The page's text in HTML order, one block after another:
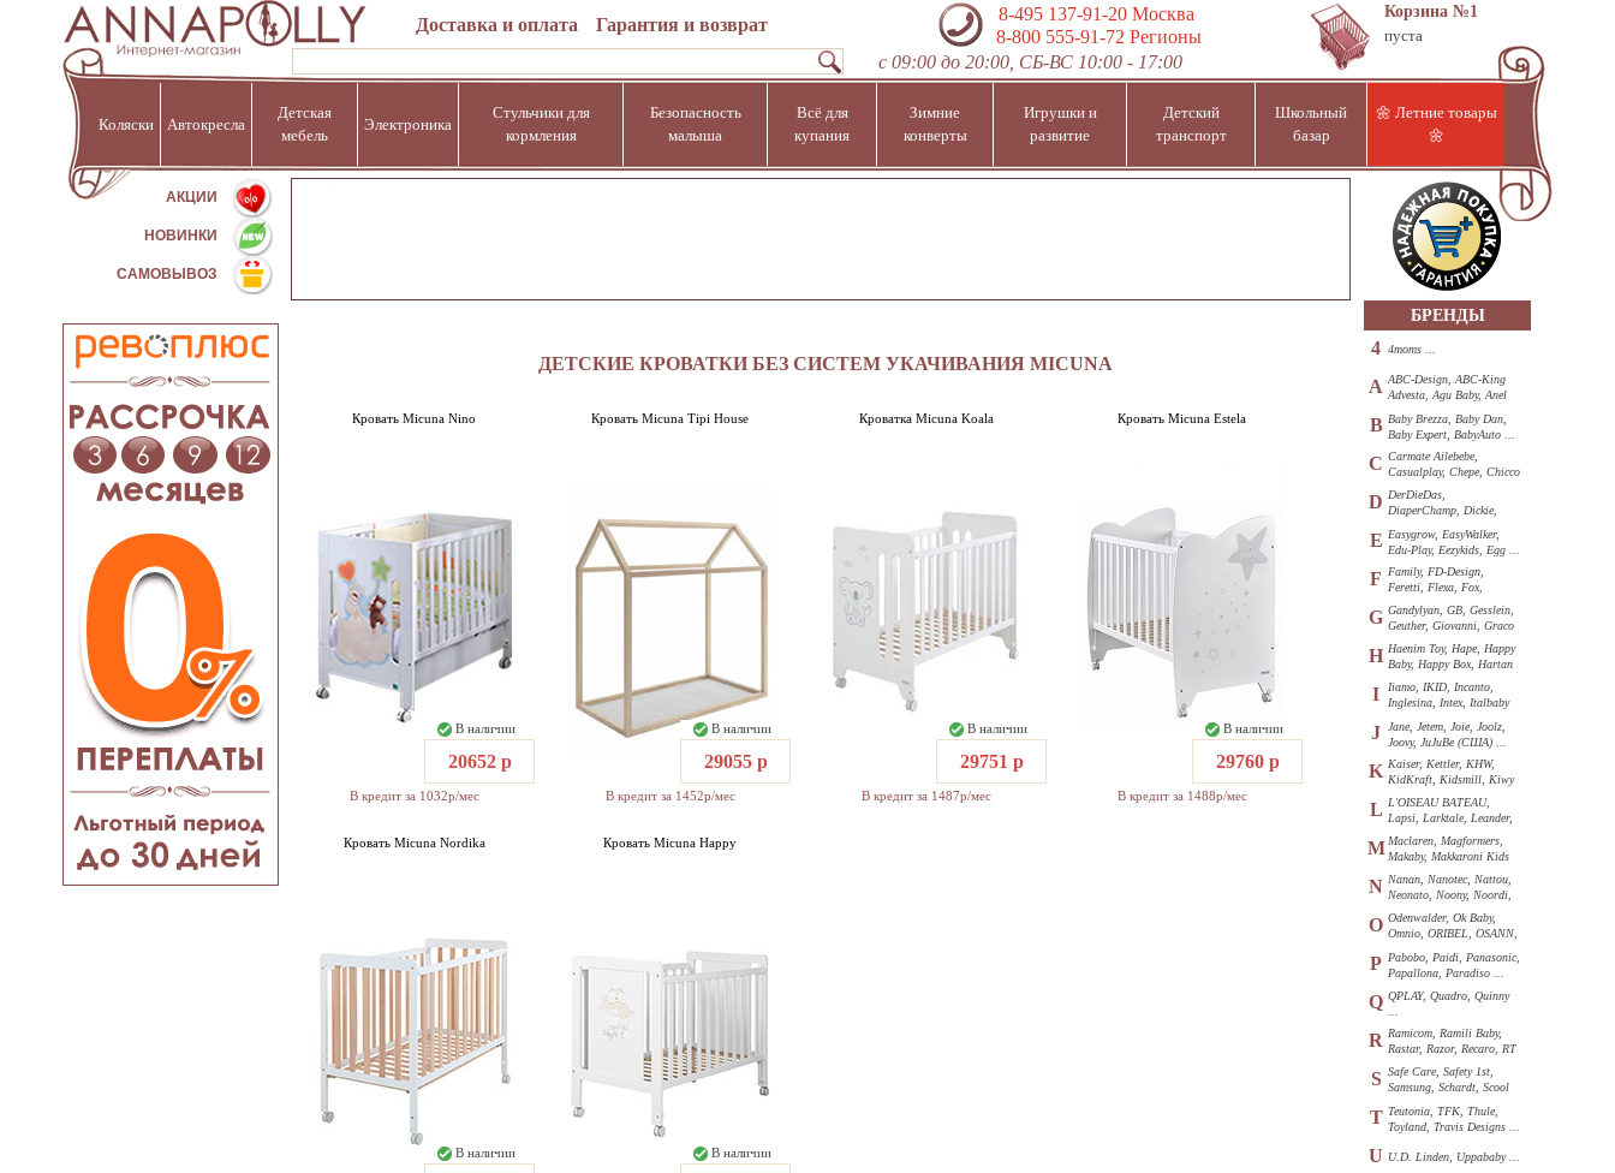
Доставка и оплата Гарантия и возврат
8-495 137-91-20Москва
8-800 555-91-72 Регионы
с 09:00 до 20:00, СБ-ВС 10:00 - 17:00
Корзина №1
пуста
Коляски Автокресла
Детская
мебель
Электроника
Стульчики для
кормления
Безопасность
малыша
Всё для
купания
Зимние
конверты
Игрушки и
развитие
Детский
транспорт
Школьный
базар
🌼 Летние товары
🌼
АКЦИИ %
НОВИНКИ
САМОВЫВОЗ
ДЕТСКИЕ КРОВАТКИ БЕЗ СИСТЕМ УКАЧИВАНИЯ MICUNA
Кровать Micuna Nino
В наличии
20652 р
В кредит за 1032р/мес
Кровать Micuna Tipi House
В наличии
29055 р
В кредит за 1452р/мес
Кроватка Micuna Koala
В наличии
29751 р
В кредит за 1487р/мес
Кровать Micuna Estela
В наличии
29760 р
В кредит за 1488р/мес
Кровать Micuna Nordika
В наличии
Кровать Micuna Happy
В наличии
БРЕНДЫ
4 4moms ...
A ABC-Design, ABC-King
Advesta, Agu Baby, Anel
B Baby Brezza, Baby Dan,
Baby Expert, BabyAuto ...
C Carmate Ailebebe,
Casualplay, Chepe, Chicco
D DerDieDas,
DiaperChamp, Dickie,
E Easygrow, EasyWalker,
Edu-Play, Eezykids, Egg ...
F
Family, FD-Design,
Feretti, Flexa, Fox,
G Gandylyan, GB, Gesslein,
Geuther, Giovanni, Graco
H Haenim Toy, Hape, Happy
Baby, Happy Box, Hartan
I
Iiamo, IKID, Incanto,
Inglesina, Intex, Italbaby
J
Jane, Jetem, Joie, Joolz,
Joovy, JuJuBe (США) ...
K Kaiser, Kettler, KHW,
KidKraft, Kidsmill, Kiwy
L L'OISEAU BATEAU,
Lapsi, Larktale, Leander,
M Maclaren, Magformers,
Makaby, Makkaroni Kids
N Nanan, Nanotec, Nattou,
Neonato, Noony, Noordi,
O Odenwalder, Ok Baby,
Omnio, ORIBEL, OSANN,
P Pabobo, Paidi, Panasonic,
Papallona, Paradiso ...
Q QPLAY, Quadro, Quinny
R Ramicom, Ramili Baby,
Rastar, Razor, Recaro, RT
S Safe Care, Safety 1st,
Samsung, Schardt, Scool
T Teutonia, TFK, Thule,
Toyland, Travis Designs ...
U U.D. Linden, Uppababy ...